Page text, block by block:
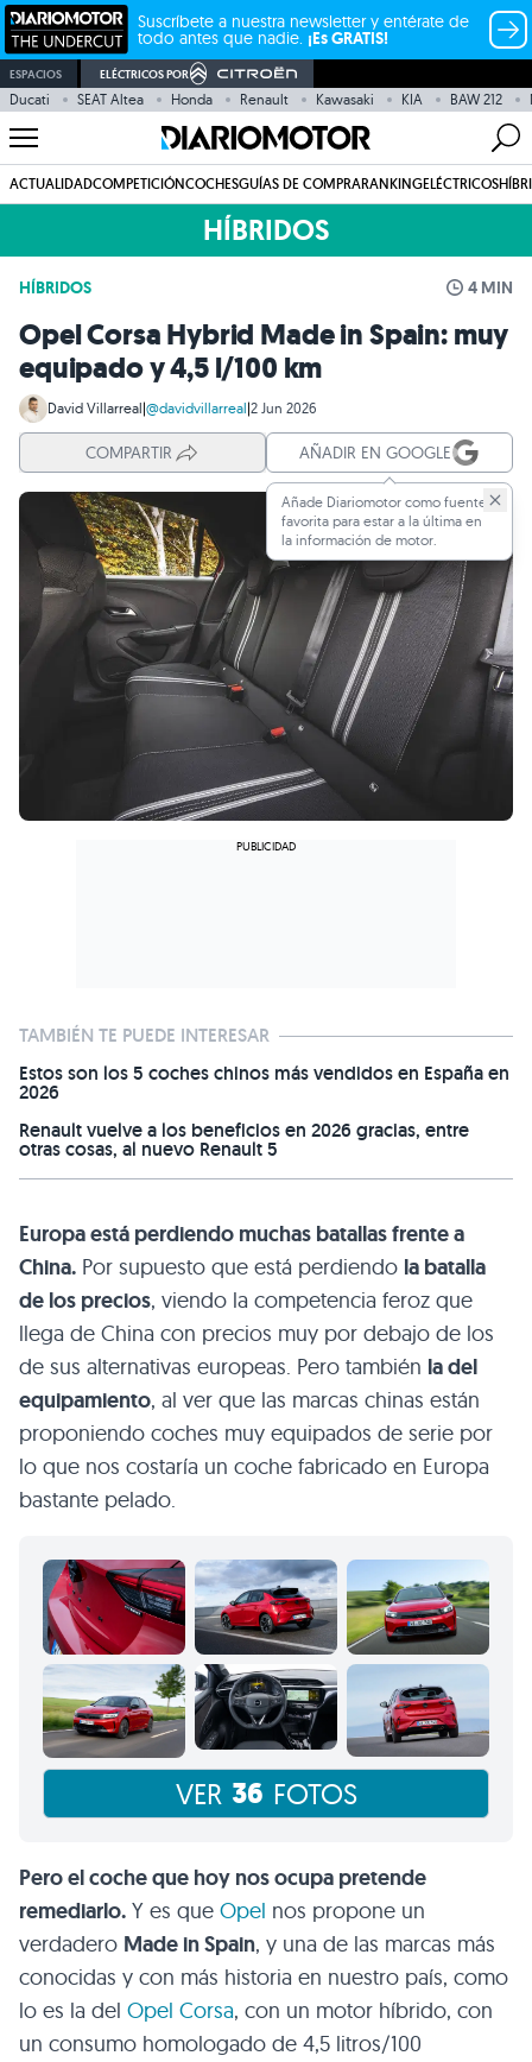
Suscríbete a nuestra newsletter y entérate de
todo antes que nadie. ¡Es GRATIS!
ESPACIOS ELÉCTRICOS POR
Ducati SEAT Altea Honda Renault Kawasaki KIA BAW 212
ACTUALIDADCOMPETICIÓNCOCHESGUÍAS DE COMPRARANKINGELÉCTRICOS
HÍBRIDOS
HÍBRIDOS 4 MIN
Opel Corsa Hybrid Made in Spain: muy
equipado y 4,5 l/100 km
David Villarreal|@davidvillarreal|2 Jun 2026
COMPARTIR AÑADIR EN GOOGLE
Añade Diariomotor como fuente
favorita para estar a la última en
la información de motor.
TAMBIÉN TE PUEDE INTERESAR
Estos son los 5 coches chinos más vendidos en España en
2026
Renault vuelve a los beneficios en 2026 gracias, entre
otras cosas, al nuevo Renault 5
Europa está perdiendo muchas batallas frente a
China. Por supuesto que está perdiendo la batalla
de los precios, viendo la competencia feroz que
llega de China con precios muy por debajo de los
de sus alternativas europeas. Pero también la del
equipamiento, al ver que las marcas chinas están
proponiendo coches muy equipados de serie por
lo que nos costaría un coche fabricado en Europa
bastante pelado.
VER 36 FOTOS
Pero el coche que hoy nos ocupa pretende
remediarlo. Y es que Opel nos propone un
verdadero Made in Spain, y una de las marcas más
conocidas y con más historia en nuestro país, como
lo es la del Opel Corsa, con un motor híbrido, con
un consumo homologado de 4,5 litros/100